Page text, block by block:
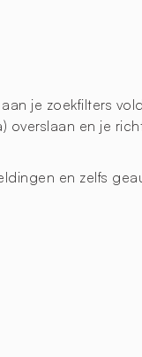
je zoekfilters
overslaan en je
en zelfs